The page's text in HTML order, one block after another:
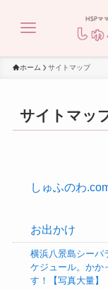
ホーム サイトマップ
サイトマッ
しゅふのわ
お出かけ
横浜八景島シーパ
ケジュール。かか
す！【写真大量】